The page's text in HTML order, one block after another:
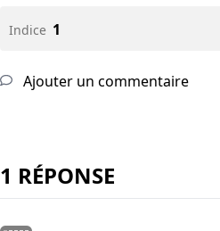
Indice 1
Ajouter un commentaire
1 RÉPONSE